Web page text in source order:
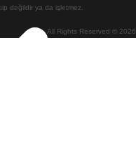
Treni
Treni All Rights Reserved © 2026
değildir ya da işletmez.